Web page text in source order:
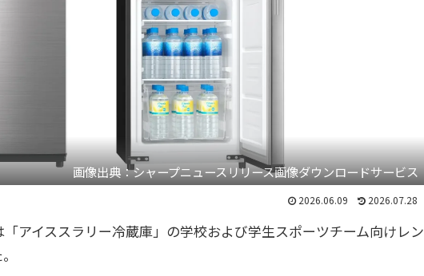
画像出典：シャープニュースリリース画像ダウンロードサービス
2026.06.09 2026.07.28
アイススラリー冷蔵庫」の学校および学生スポーツチーム向けレン